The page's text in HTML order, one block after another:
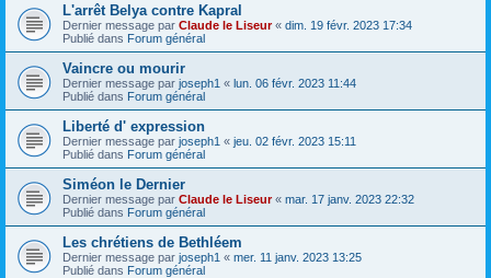
L'arrêt Belya contre Kapral
Dernier message par Claude le Liseur« dim. 19 févr. 2023 17:34
Publié dans Forum général
Vaincre ou mourir
Dernier message par joseph1 « lun. 06 févr. 2023 11:44
Publié dans Forum général
Liberté d' expression
Dernier message par joseph1 « jeu. 02 févr. 2023 15:11
Publié dans Forum général
Siméon le Dernier
Dernier message par Claude le Liseur« mar. 17 janv. 2023 22:32
Publié dans Forum général
Les chrétiens de Bethléem
Dernier message par joseph1 « mer. 11 janv. 2023 13:25
Publié dans Forum général